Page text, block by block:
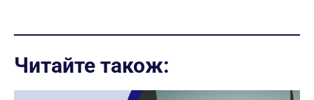
Читайте також: